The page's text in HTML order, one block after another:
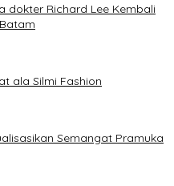
dokter Richard Lee Kembali
ala Silmi Fashion
Semangat Pramuka